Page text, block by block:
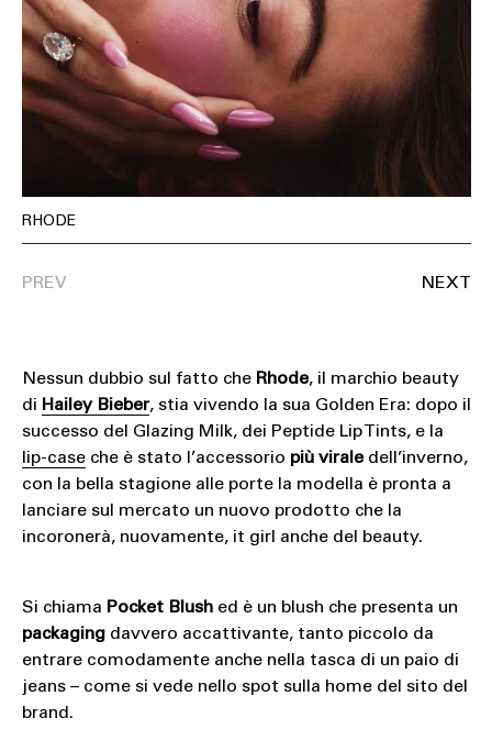
RHODE
Nessun dubbio sul fatto che Rhode, il marchio beauty
di Hailey Bieber, stia vivendo la sua Golden Era: dopo il
successo del Glazing Milk, dei Peptide Lip Tints, e la
lip-caseche è stato l’accessorio più viraledell’inverno,
con la bella stagione alle porte la modella è pronta a
lanciare sul mercato un nuovo prodotto che la
incoronerà, nuovamente, it girl anche del beauty.
Si chiama Pocket Blushed è un blush che presenta un
packagingdavvero accattivante, tanto piccolo da
entrare comodamente anche nella tasca di un paio di
jeans – come si vede nello spot sulla home del sito del
brand.